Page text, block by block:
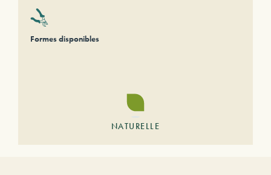
Formes disponibles
NATURELLE